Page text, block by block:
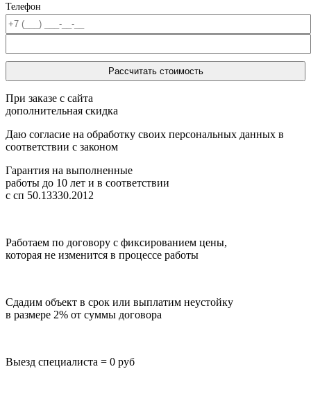
Телефон
При заказе с сайта
дополнительная скидка
Даю согласие на обработку своих персональных данных в
соответствии с законом
Гарантия на выполненные
работы до 10 лет и в соответствии
с сп 50.13330.2012
Работаем по договору с фиксированием цены,
которая не изменится в процессе работы
Сдадим объект в срок или выплатим неустойку
в размере 2% от суммы договора
Выезд специалиста = 0 руб